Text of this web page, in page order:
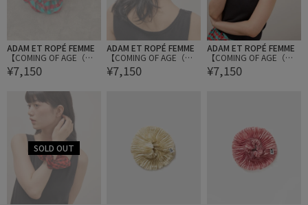
ADAM ET ROPÉ FEMME
【COMING OF AGE（カ
ミング オブ エイジ）】S
CRUNCHIE
¥7,150
ADAM ET ROPÉ FEMME
【COMING OF AGE（カ
ミング オブ エイジ）】S
CRUNCHIE
¥7,150
ADAM ET ROPÉ FEMME
【COMING OF AGE（カ
ミング オブ エイジ）】S
CRUNCHIE
¥7,150